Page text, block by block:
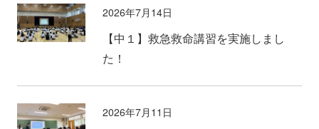
2026年7月14日
【中１】救急救命講習を実施しまし
た！
2026年7月11日